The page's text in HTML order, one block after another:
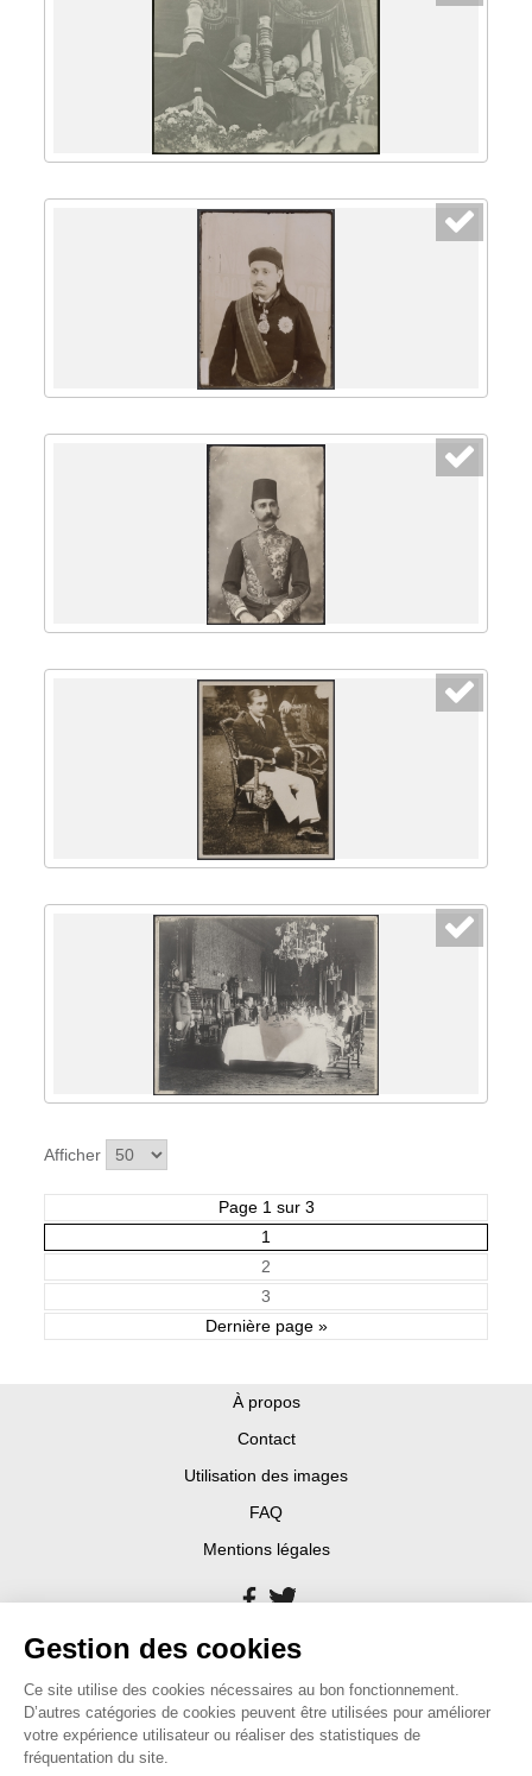
Afficher
Page 1 sur 3
1
2
3
Dernière page »
À propos
Contact
Utilisation des images
FAQ
Mentions légales
Gestion des cookies
Ce site utilise des cookies nécessaires au bon fonctionnement.
D’autres catégories de cookies peuvent être utilisées pour améliorer
votre expérience utilisateur ou réaliser des statistiques de
fréquentation du site.